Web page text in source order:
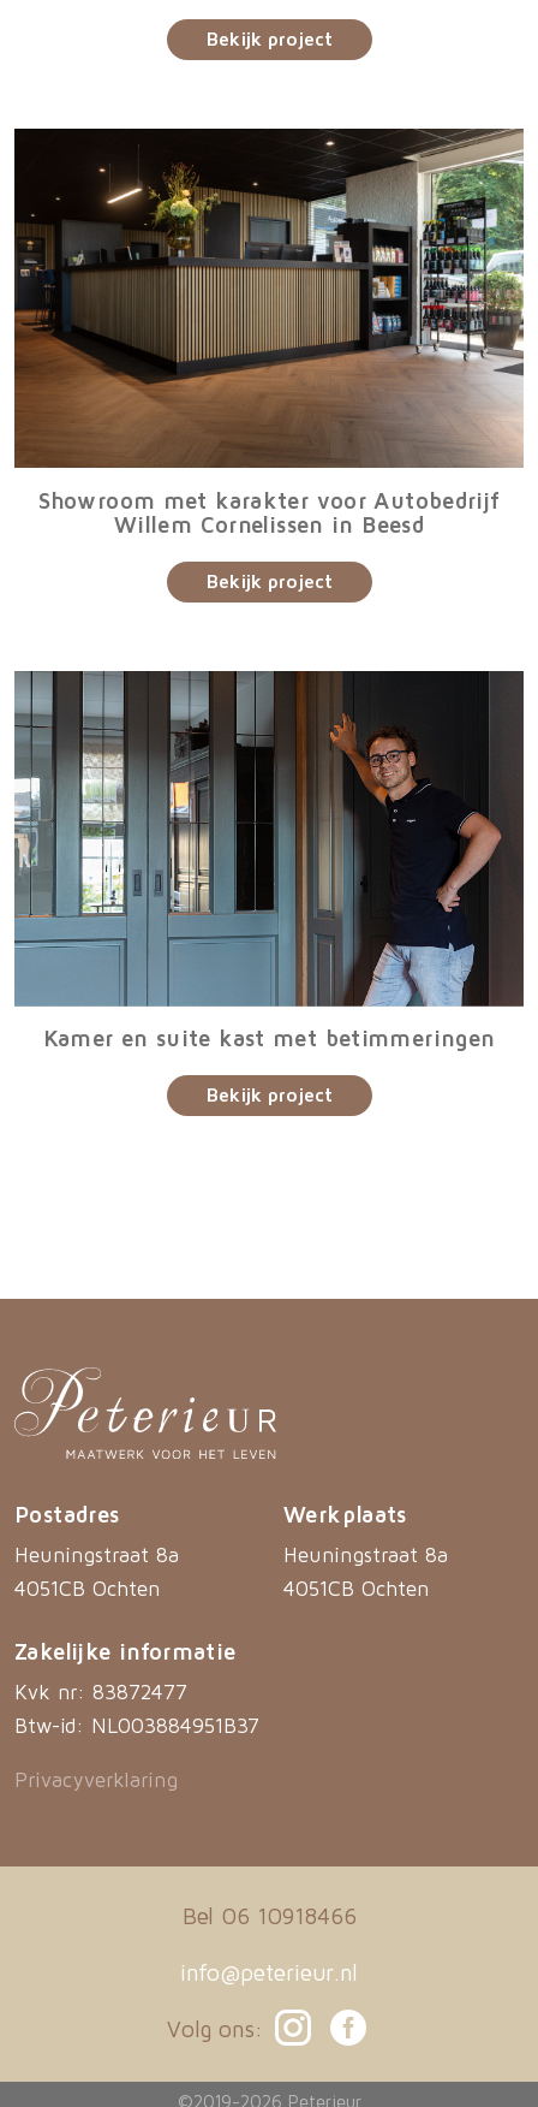
Bekijk project
Showroom met karakter voor Autobedrijf
Willem Cornelissen in Beesd
Bekijk project
Kamer en suite kast met betimmeringen
Bekijk project
Postadres
Heuningstraat 8a
4051CB Ochten
Werkplaats
Heuningstraat 8a
4051CB Ochten
Zakelijke informatie
Kvk nr: 83872477
Btw-id: NL003884951B37
Privacyverklaring
Bel 06 10918466
info@peterieur.nl
Volg ons:
©2019-2026 Peterieur